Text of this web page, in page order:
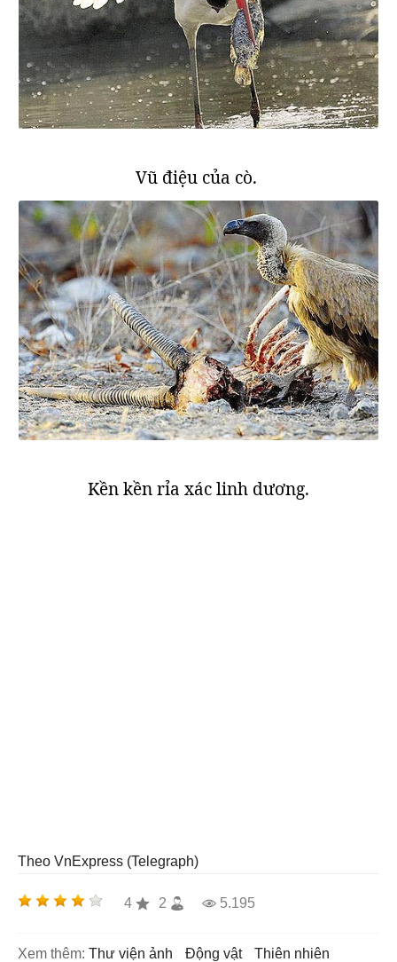
Vũ điệu của cò.
Kền kền rỉa xác linh dương.
Theo VnExpress (Telegraph)
4 2 5.195
Xem thêm: thư viện ảnh động vật
thiên nhiên